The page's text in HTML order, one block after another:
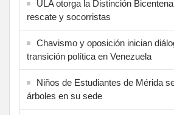
ULA otorga la Distinción
rescate y socorristas
Chavismo y oposición inician
transición política en Venezuela
Niños de Estudiantes de Mérida
árboles en su sede